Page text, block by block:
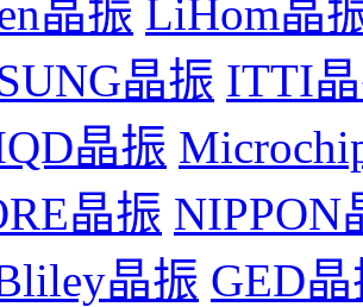
晶振 LiHom晶
晶振 ITTI
晶振
晶振 NIPPON
晶振 GED